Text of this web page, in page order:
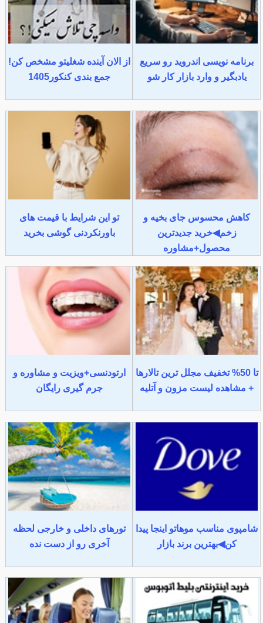
برنامه نویسی اندروید رو سریع
یادبگیر و وارد بازار کار شو
از الان آینده شغلیتو مشخص کن!
جمع بندی کنکور1405
کاهش محسوس جای بخیه و
زخم◀خرید جدیدترین
محصول+مشاوره
تو این شرایط با قیمت های
باورنکردنی گوشی بخرید
تا 50% تخفیف مجلل ترین تالارها
+ مشاهده لیست مزون و آتلیه
ارتودنسی+ویزیت و مشاوره و
جرم گیری رایگان
شامپوی مناسب موهاتو اینجا پیدا
کن◀بهترین برند بازار
تورهای داخلی و خارجی لحظه
آخری رو از دست نده